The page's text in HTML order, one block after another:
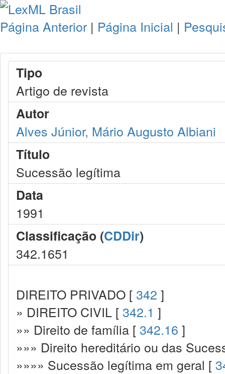
Página Anterior | Página Inicial |
Tipo
Artigo de revista
Autor
Alves Júnior, Mário Augusto Albiani
Título
Sucessão legítima
Data
1991
Classificação (CDDir)
342.1651
DIREITO PRIVADO [ 342 ]
» DIREITO CIVIL [ 342.1 ]
»» Direito de família [ 342.16 ]
»»» Direito hereditário ou das
»»»» Sucessão legítima em geral [